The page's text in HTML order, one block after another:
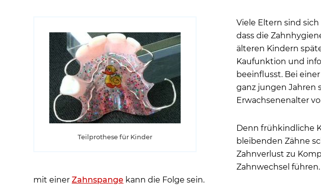
Teilprothese für Kinder
Viele Eltern sind
dass die
älteren Kindern
Kaufunktion und
beeinflusst. Bei
ganz jungen Jahren
Erwachsenenalter
Denn frühkindliche
bleibenden Zähne
Zahnverlust zu
Zahnwechsel
mit einerZahnspange kann die Folge sein.